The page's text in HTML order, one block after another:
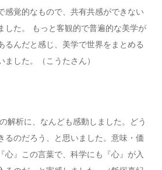
感覚的なもので、共有共感ができない
した。 もっと客観的で普遍的な美学が
るんだと感じ、美学で世界をまとめる
ました。（こうたさん）
解析に、なんども感動しました。どう
るのだろう、と思いました。意味・価
心』この言葉で、科学にも『心』が入